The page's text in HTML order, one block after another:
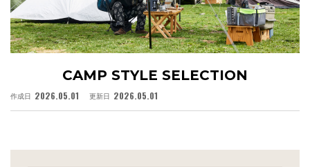
CAMP STYLE SELECTION
作成日 2026.05.01 更新日 2026.05.01